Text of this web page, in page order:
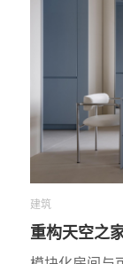
建筑
重构天空之